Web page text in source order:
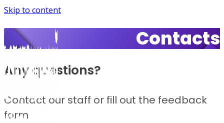
Skip to content
Contacts
Any questions?
Contact our staff or fill out the feedback
form